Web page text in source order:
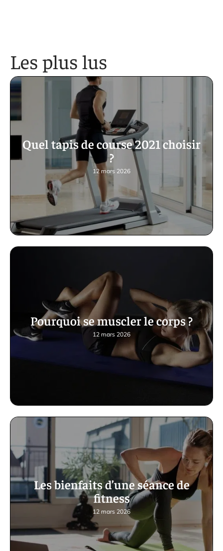
Les plus lus
Quel tapis de course 2021 choisir
?
12 mars 2026
Pourquoi se muscler le corps ?
12 mars 2026
Les bienfaits d’une séance de
fitness
12 mars 2026